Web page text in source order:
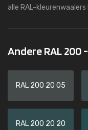
alle RAL-kleurenwaaiers
Andere RAL 200
RAL 200 20 05
RAL 200 20 20